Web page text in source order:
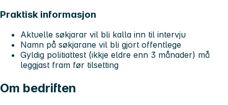
Praktisk informasjon
Aktuelle søkjarar vil bli kalla inn til intervju
Namn på søkjarane vil bli gjort offentlege
Gyldig politiattest (ikkje eldre enn 3 månader) må
leggjast fram før tilsetting
Om bedriften